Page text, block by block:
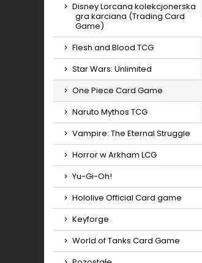
Disney Lorcana kolekcjonerska
gra karciana (Trading Card
Game)
Flesh and Blood TCG
Star Wars: Unlimited
One Piece Card Game
Naruto Mythos TCG
Vampire: The Eternal Struggle
Horror w Arkham LCG
Yu-Gi-Oh!
Hololive Official Card game
Keyforge
World of Tanks Card Game